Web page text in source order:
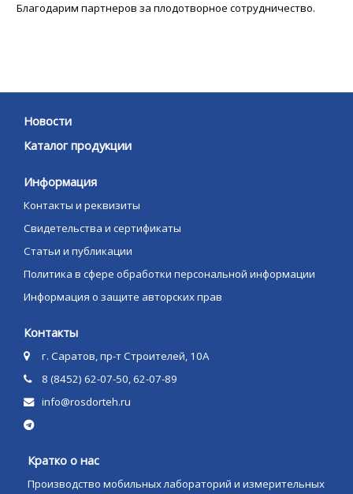
Благодарим партнеров за плодотворное сотрудничество.
Новости
Каталог продукции
Информация
Контакты и реквизиты
Свидетельства и сертификаты
Статьи и публикации
Политика в сфере обработки персональной информации
Информация о защите авторских прав
Контакты
г. Саратов, пр-т Строителей, 10А
8 (8452) 62-07-50, 62-07-89
info@rosdorteh.ru
Кратко о нас
Производство мобильных лабораторий и измерительных